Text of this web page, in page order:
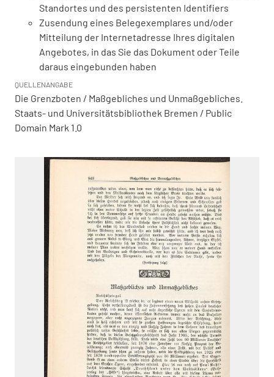
Standortes und des persistenten Identifiers
Zusendung eines Belegexemplares und/oder
Mitteilung der Internetadresse Ihres digitalen
Angebotes, in das Sie das Dokument oder Teile
daraus eingebunden haben
QUELLENANGABE
Die Grenzboten / Maßgebliches und Unmaßgebliches.
Staats- und Universitätsbibliothek Bremen / Public
Domain Mark 1.0